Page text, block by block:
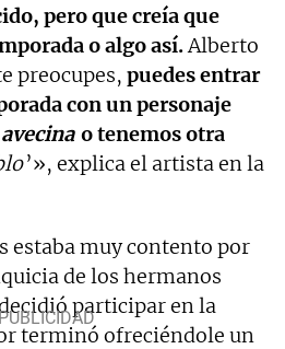
pero que creía que
o algo así.Alberto
preocupes, puedes entrar
con un personaje
o tenemos otra
’», explica el artista en la
estaba muy contento por
de los hermanos
participar en la
terminó ofreciéndole un